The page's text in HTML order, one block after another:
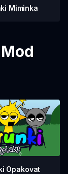
Miminka
Opakovat